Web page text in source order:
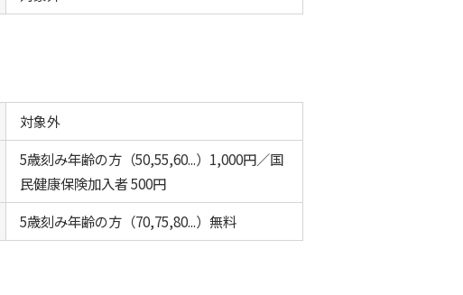
対象外
5歳刻み年齢の方（50,55,60...）1,000円／国
民健康保険加入者 500円
5歳刻み年齢の方（70,75,80...）無料